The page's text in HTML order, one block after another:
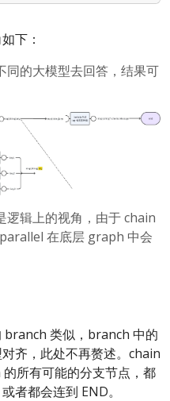
下：
同的大模型去回答，结果可
逻辑上的视角，由于 chain
在底层 graph 中会
类似，branch 中的
齐，此处不再赘述。chain
所有可能的分支节点，都
者都会连到 END。